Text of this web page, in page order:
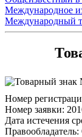
Международное
Международный
Номер
Номер заявки:
Дата истечения
Правообладатель: